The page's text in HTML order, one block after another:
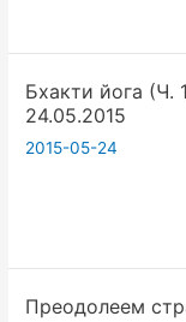
Бхакти йога (Ч.
24.05.2015
2015-05-24
Преодолеем